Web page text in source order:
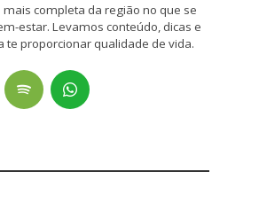
mais completa da região no que se
estar. Levamos conteúdo, dicas e
te proporcionar qualidade de vida.